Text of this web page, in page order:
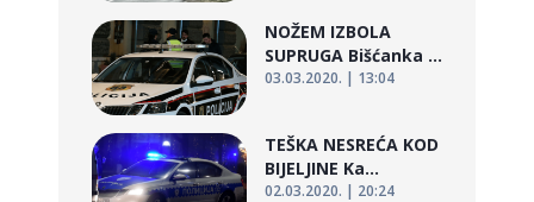
NOŽEM IZBOLA
SUPRUGA Bišćanka ...
03.03.2020. | 13:04
TEŠKA NESREĆA KOD
BIJELJINE Ka...
02.03.2020. | 20:24